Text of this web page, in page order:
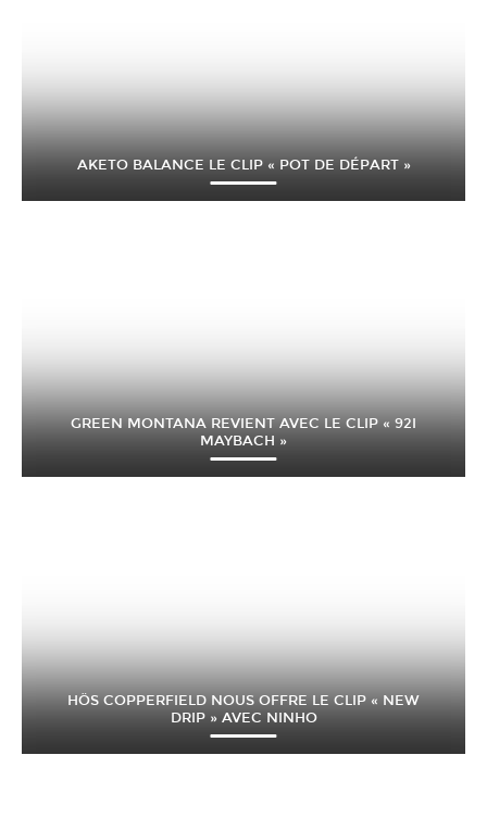
AKETO BALANCE LE CLIP « POT DE DÉPART »
GREEN MONTANA REVIENT AVEC LE CLIP « 92I
MAYBACH »
HÖS COPPERFIELD NOUS OFFRE LE CLIP « NEW
DRIP » AVEC NINHO